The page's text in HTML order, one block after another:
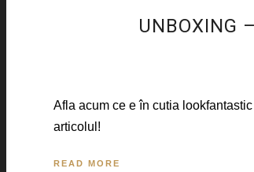
UNBOXING
Afla acum ce e în cutia
articolul!
READ MORE